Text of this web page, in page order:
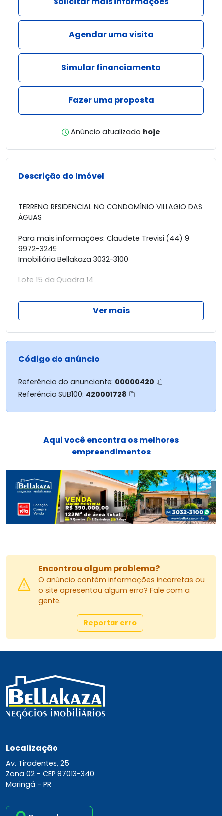
Agendar uma visita
Simular financiamento
Fazer uma proposta
Anúncio atualizado hoje
Descrição do Imóvel
TERRENO RESIDENCIAL NO CONDOMÍNIO VILLAGIO DAS
ÁGUAS
Para mais informações: Claudete Trevisi (44) 9
9972-3249
Imobiliária Bellakaza 3032-3100
Lote 15 da Quadra 14
Terreno de esquina, com área de 351,54m²
Condomínio ainda não está disponível para
construção!!!
Entre em contato e tire suas dúvidas.
Ver mais
Código do anúncio
Referência do anunciante: 00000420
Referência SUB100: 420001728
Aqui você encontra os melhores
empreendimentos
Encontrou algum problema?
O anúncio contém informações incorretas ou
o site apresentou algum erro? Fale com a
gente.
Reportar erro
Localização
Av. Tiradentes, 25
Zona 02 - CEP 87013-340
Maringá - PR